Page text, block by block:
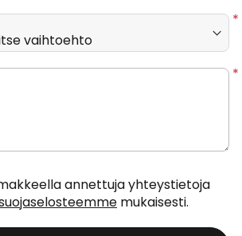
annettuja yhteystietoja
mukaisesti.